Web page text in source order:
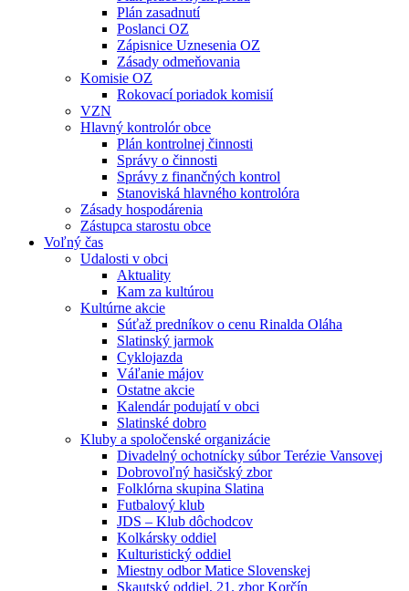
Plán zasadnutí
Poslanci OZ
Zápisnice Uznesenia OZ
Zásady odmeňovania
Komisie OZ
Rokovací poriadok komisií
VZN
Hlavný kontrolór obce
Plán kontrolnej činnosti
Správy o činnosti
Správy z finančných kontrol
Stanoviská hlavného kontrolóra
Zásady hospodárenia
Zástupca starostu obce
Voľný čas
Udalosti v obci
Aktuality
Kam za kultúrou
Kultúrne akcie
Súťaž predníkov o cenu Rinalda Oláha
Slatinský jarmok
Cyklojazda
Váľanie májov
Ostatne akcie
Kalendár podujatí v obci
Slatinské dobro
Kluby a spoločenské organizácie
Divadelný ochotnícky súbor Terézie Vansovej
Dobrovoľný hasičský zbor
Folklórna skupina Slatina
Futbalový klub
JDS – Klub dôchodcov
Kolkársky oddiel
Kulturistický oddiel
Miestny odbor Matice Slovenskej
Skautský oddiel, 21. zbor Korčín